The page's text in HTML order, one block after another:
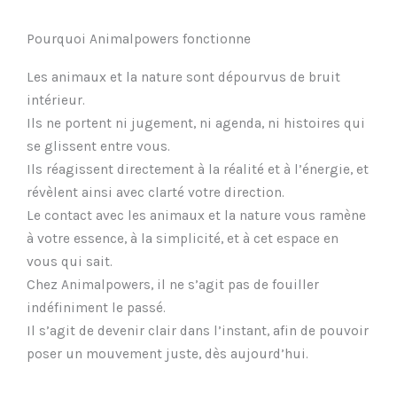
Pourquoi Animalpowers fonctionne
Les animaux et la nature sont dépourvus de bruit
intérieur.
Ils ne portent ni jugement, ni agenda, ni histoires qui
se glissent entre vous.
Ils réagissent directement à la réalité et à l’énergie, et
révèlent ainsi avec clarté votre direction.
Le contact avec les animaux et la nature vous ramène
à votre essence, à la simplicité, et à cet espace en
vous qui sait.
Chez Animalpowers, il ne s’agit pas de fouiller
indéfiniment le passé.
Il s’agit de devenir clair dans l’instant, afin de pouvoir
poser un mouvement juste, dès aujourd’hui.